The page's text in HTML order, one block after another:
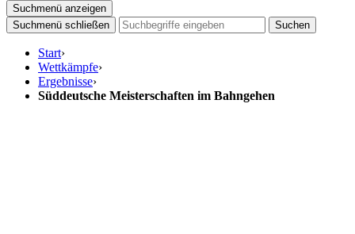
Suchmenü anzeigen
Suchmenü schließen
Suchen
Start›
Wettkämpfe›
Ergebnisse›
Süddeutsche Meisterschaften im Bahngehen